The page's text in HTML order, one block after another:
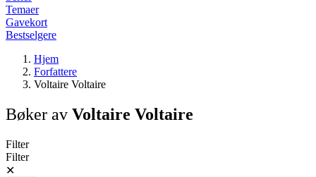
Temaer
Gavekort
Bestselgere
Hjem
Forfattere
Voltaire Voltaire
Bøker av Voltaire Voltaire
Filter
Filter
✕